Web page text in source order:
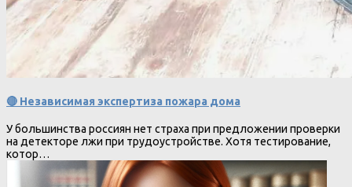
🔴 Независимая экспертиза пожара дома
У большинства россиян нет страха при предложении проверки
на детекторе лжи при трудоустройстве. Хотя тестирование,
котор…